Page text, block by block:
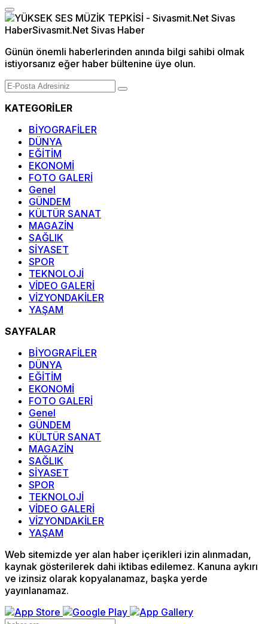
Günün önemli haberlerinden anında bilgi sahibi olmak
istiyorsanız eğer haber bültenine üye olun.
KATEGORİLER
BİYOGRAFİLER
DÜNYA
EĞİTİM
EKONOMİ
FOTO GALERİ
Genel
GÜNDEM
KÜLTÜR SANAT
MAGAZİN
SAĞLIK
SİYASET
SPOR
TEKNOLOJİ
VİDEO GALERİ
VİZYONDAKİLER
YAŞAM
SAYFALAR
BİYOGRAFİLER
DÜNYA
EĞİTİM
EKONOMİ
FOTO GALERİ
Genel
GÜNDEM
KÜLTÜR SANAT
MAGAZİN
SAĞLIK
SİYASET
SPOR
TEKNOLOJİ
VİDEO GALERİ
VİZYONDAKİLER
YAŞAM
Web sitemizde yer alan haber içerikleri izin alınmadan,
kaynak gösterilerek dahi iktibas edilemez. Kanuna aykırı
ve izinsiz olarak kopyalanamaz, başka yerde
yayınlanamaz.